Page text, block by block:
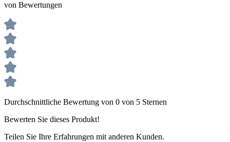
von Bewertungen
Durchschnittliche Bewertung von 0 von 5 Sternen
Bewerten Sie dieses Produkt!
Teilen Sie Ihre Erfahrungen mit anderen Kunden.